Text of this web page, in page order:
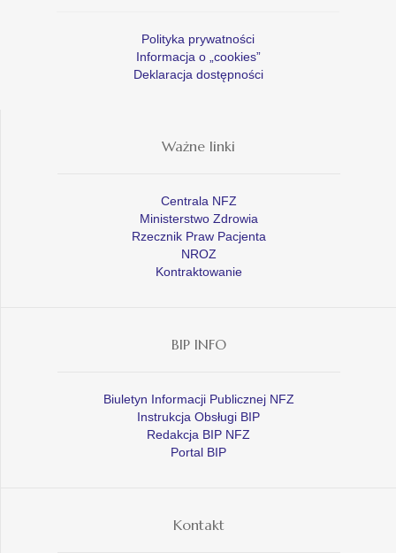
Polityka prywatności
Informacja o „cookies”
Deklaracja dostępności
Ważne linki
Centrala NFZ
Ministerstwo Zdrowia
Rzecznik Praw Pacjenta
NROZ
Kontraktowanie
BIP INFO
Biuletyn Informacji Publicznej NFZ
Instrukcja Obsługi BIP
Redakcja BIP NFZ
Portal BIP
Kontakt